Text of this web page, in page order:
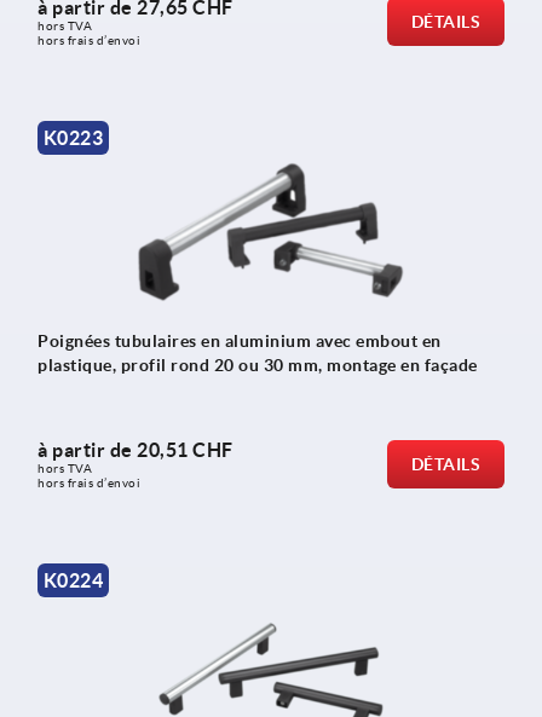
à partir de 27,65 CHF
hors TVA
hors frais d’envoi
DÉTAILS
K0223
Poignées tubulaires en aluminium avec embout en
plastique, profil rond 20 ou 30 mm, montage en façade
à partir de 20,51 CHF
hors TVA
hors frais d’envoi
DÉTAILS
K0224